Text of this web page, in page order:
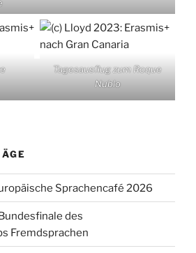
Tagesausflug zum Roque
Nublo
Sprachencafé 2026
des
Fremdsprachen